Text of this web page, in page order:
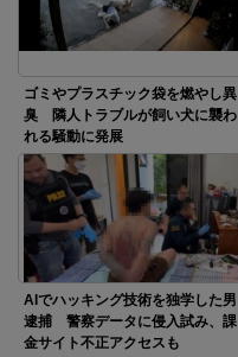
ゴミやプラスチック袋を燃やし異
臭 隣人トラブルが飼い犬に襲わ
れる騒動に発展
AIでハッキング技術を独学した男
逮捕 警察データに侵入試み、課
金サイト不正アクセスも